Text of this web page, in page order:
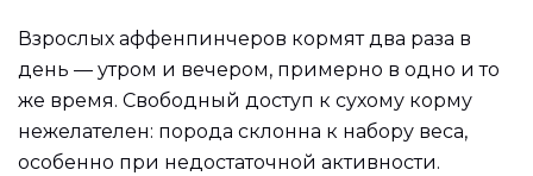
Взрослых аффенпинчеров кормят два раза в
день — утром и вечером, примерно в одно и то
же время. Свободный доступ к сухому корму
нежелателен: порода склонна к набору веса,
особенно при недостаточной активности.